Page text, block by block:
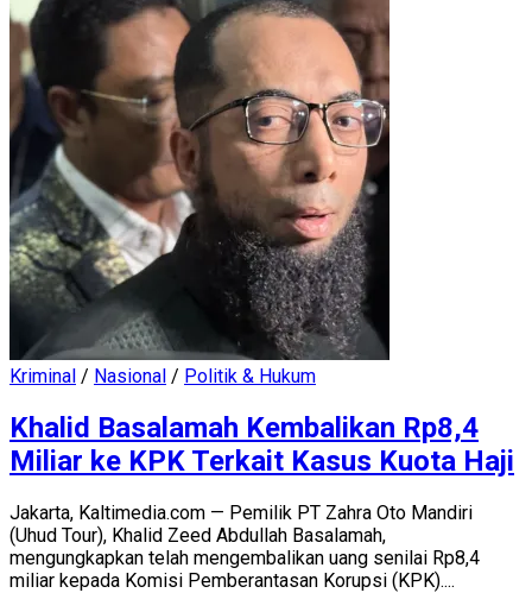
Kriminal / Nasional / Politik & Hukum
Khalid Basalamah Kembalikan Rp8,4
Miliar ke KPK Terkait Kasus Kuota Haji
Jakarta, Kaltimedia.com — Pemilik PT Zahra Oto Mandiri
(Uhud Tour), Khalid Zeed Abdullah Basalamah,
mengungkapkan telah mengembalikan uang senilai Rp8,4
miliar kepada Komisi Pemberantasan Korupsi (KPK)....